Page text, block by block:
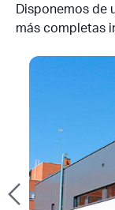
Disponemos de
más completas